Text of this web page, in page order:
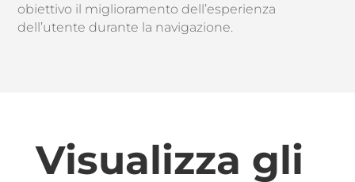
obiettivo il miglioramento dell’esperienza
dell’utente durante la navigazione.
Visualizza gli